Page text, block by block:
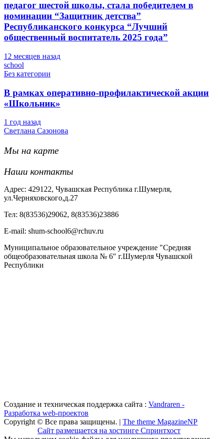
педагог шестой школы, стала победителем в
номинации “Защитник детства”
Республиканского конкурса “Лучший
общественный воспитатель 2025 года”
12 месяцев назад
school
Без категории
В рамках оперативно-профилактической акции
«Школьник»
1 год назад
Светлана Сазонова
Мы на карте
Наши контакты
Адрес: 429122, Чувашская Республика г.Шумерля,
ул.Черняховского,д.27
Тел: 8(83536)29062, 8(83536)23886
Е-mail: shum-school6@rchuv.ru
Муниципальное образовательное учреждение "Средняя
общеобразовательная школа № 6" г.Шумерля Чувашской
Республики
Создание и техническая поддержка сайта : Vandraren -
Разработка web-проектов
Copyright © Все права защищены. | The theme MagazineNP
Сайт размещается на хостинге Спринтхост